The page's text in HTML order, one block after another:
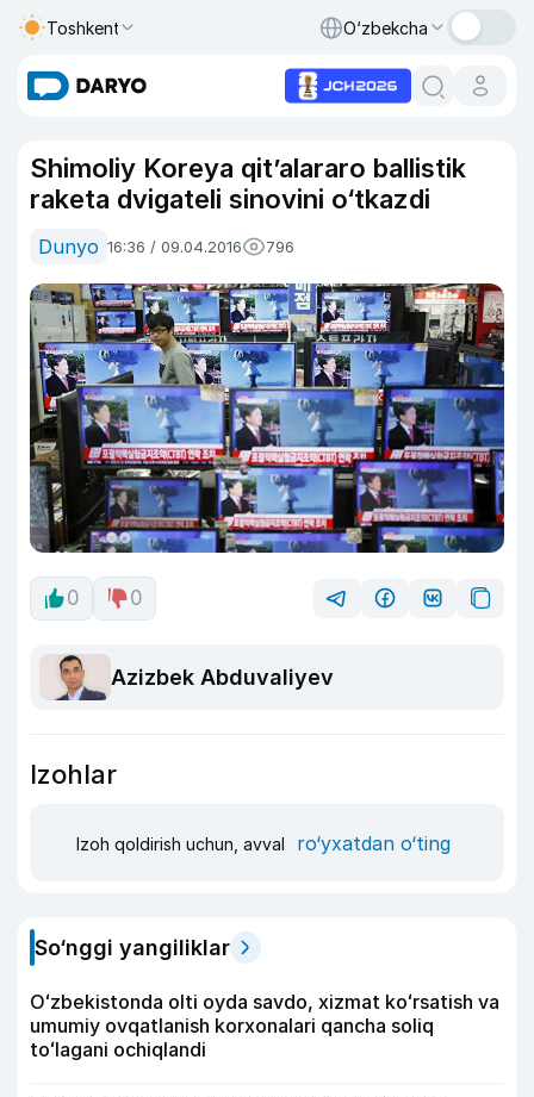
Toshkent O‘zbekcha
Shimoliy Koreya qit’alararo ballistik
raketa dvigateli sinovini o‘tkazdi
Dunyo 16:36 / 09.04.2016 796
0 0
Azizbek Abduvaliyev
Izohlar
Izoh qoldirish uchun, avval ro‘yxatdan o‘ting
So‘nggi yangiliklar
Oʻzbekistonda olti oyda savdo, xizmat koʻrsatish va
umumiy ovqatlanish korxonalari qancha soliq
toʻlagani ochiqlandi